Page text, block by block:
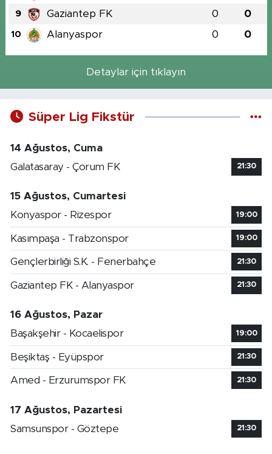
9 Gaziantep FK 0 0
10 Alanyaspor 0 0
Detaylar için tıklayın
Süper Lig Fikstür
14 Ağustos, Cuma
Galatasaray - Çorum FK
21:30
15 Ağustos, Cumartesi
Konyaspor - Rizespor
19:00
Kasımpaşa - Trabzonspor 19:00
Gençlerbirliği S.K. - Fenerbahçe 21:30
Gaziantep FK - Alanyaspor 21:30
16 Ağustos, Pazar
Başakşehir - Kocaelispor
19:00
Beşiktaş - Eyüpspor 21:30
Amed - Erzurumspor FK 21:30
17 Ağustos, Pazartesi
Samsunspor - Göztepe
21:30